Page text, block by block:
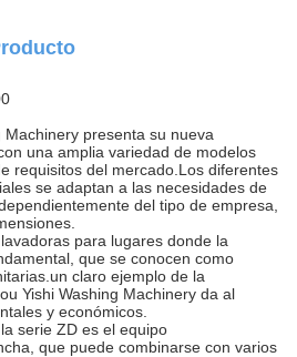
Machinery presenta su nueva
una amplia variedad de modelos
requisitos del mercado.Los diferentes
se adaptan a las necesidades de
del tipo de empresa,
para lugares donde la
que se conocen como
claro ejemplo de la
Yishi Washing Machinery da al
y económicos.
serie ZD es el equipo
que puede combinarse con varios